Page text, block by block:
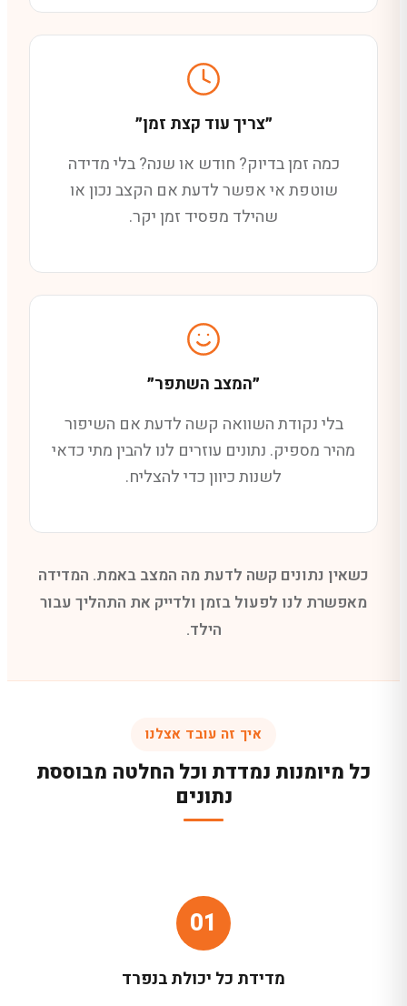
״צריך עוד קצת זמן״
כמה זמן בדיוק? חודש או שנה? בלי מדידה
שוטפת אי אפשר לדעת אם הקצב נכון או
שהילד מפסיד זמן יקר.
״המצב השתפר״
בלי נקודת השוואה קשה לדעת אם השיפור
מהיר מספיק. נתונים עוזרים לנו להבין מתי כדאי
לשנות כיוון כדי להצליח.
כשאין נתונים קשה לדעת מה המצב באמת. המדידה
מאפשרת לנו לפעול בזמן ולדייק את התהליך עבור
הילד.
איך זה עובד אצלנו
כל מיומנות נמדדת וכל החלטה מבוססת
נתונים
01
מדידת כל יכולת בנפרד